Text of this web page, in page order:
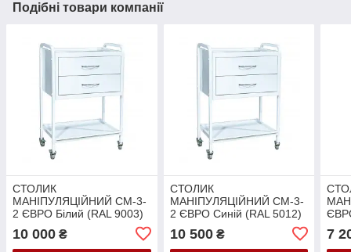
Подібні товари компанії
СТОЛИК
МАНІПУЛЯЦІЙНИЙ СМ-3-
2 ЄВРО Білий (RAL 9003)
10 000 ₴
СТОЛИК
МАНІПУЛЯЦІЙНИЙ СМ-3-
2 ЄВРО Синій (RAL 5012)
10 500₴ 7